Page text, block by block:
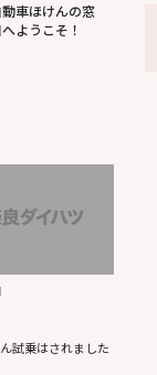
動車ほけんの窓
ようこそ！
試乗はされました